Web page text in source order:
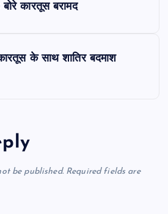
कारतूस बरामद
के साथ शातिर बदमाश
be published. Required fields are